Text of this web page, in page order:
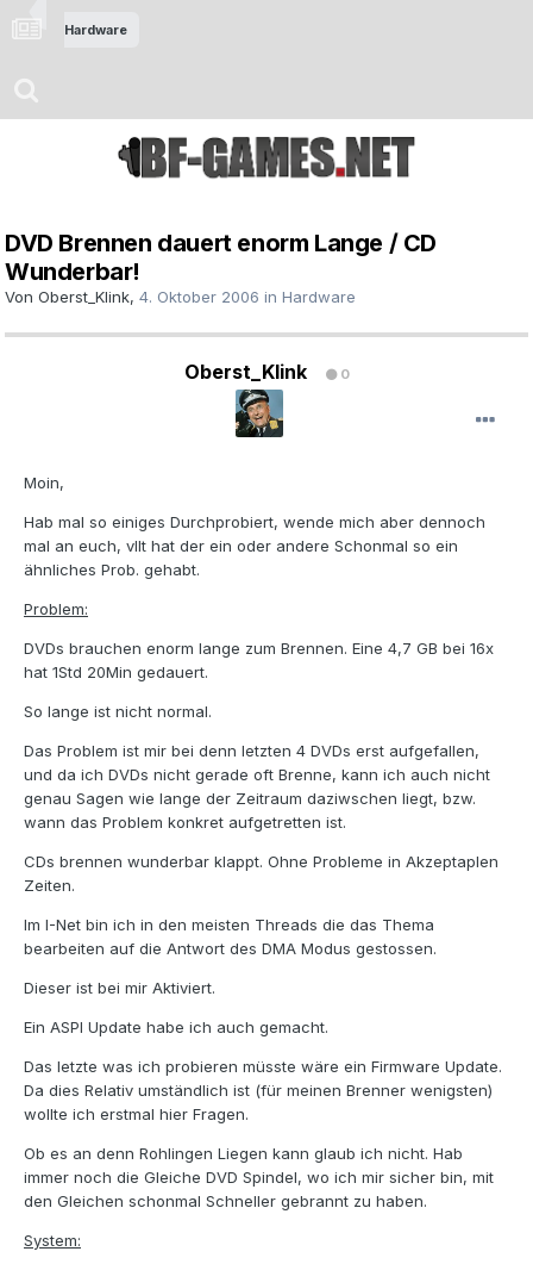
Hardware
DVD Brennen dauert enorm Lange / CD
Wunderbar!
Von Oberst_Klink, 4. Oktober 2006 in Hardware
Oberst_Klink 0
Moin,
Hab mal so einiges Durchprobiert, wende mich aber dennoch
mal an euch, vllt hat der ein oder andere Schonmal so ein
ähnliches Prob. gehabt.
Problem:
DVDs brauchen enorm lange zum Brennen. Eine 4,7 GB bei 16x
hat 1Std 20Min gedauert.
So lange ist nicht normal.
Das Problem ist mir bei denn letzten 4 DVDs erst aufgefallen,
und da ich DVDs nicht gerade oft Brenne, kann ich auch nicht
genau Sagen wie lange der Zeitraum daziwschen liegt, bzw.
wann das Problem konkret aufgetretten ist.
CDs brennen wunderbar klappt. Ohne Probleme in Akzeptaplen
Zeiten.
Im I-Net bin ich in den meisten Threads die das Thema
bearbeiten auf die Antwort des DMA Modus gestossen.
Dieser ist bei mir Aktiviert.
Ein ASPI Update habe ich auch gemacht.
Das letzte was ich probieren müsste wäre ein Firmware Update.
Da dies Relativ umständlich ist (für meinen Brenner wenigsten)
wollte ich erstmal hier Fragen.
Ob es an denn Rohlingen Liegen kann glaub ich nicht. Hab
immer noch die Gleiche DVD Spindel, wo ich mir sicher bin, mit
den Gleichen schonmal Schneller gebrannt zu haben.
System: